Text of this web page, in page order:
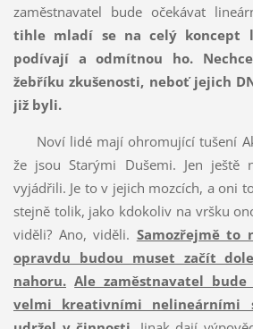
zaměstnavatel bude očekávat
tihle mladí se na celý koncept
podívají a odmítnou ho.
žebříku zkušenosti, neboť jejich
již byli.
Noví lidé mají ohromující tušení
že jsou Starými Dušemi. Jen ještě
vyjádřili. Je to v jejich mozcích, a oni
stejně tolik, jako kdokoliv na vršku
viděli? Ano, viděli. Samozřejmě to
opravdu budou muset začít
nahoru. Ale zaměstnavatel
velmi kreativními nelineárními